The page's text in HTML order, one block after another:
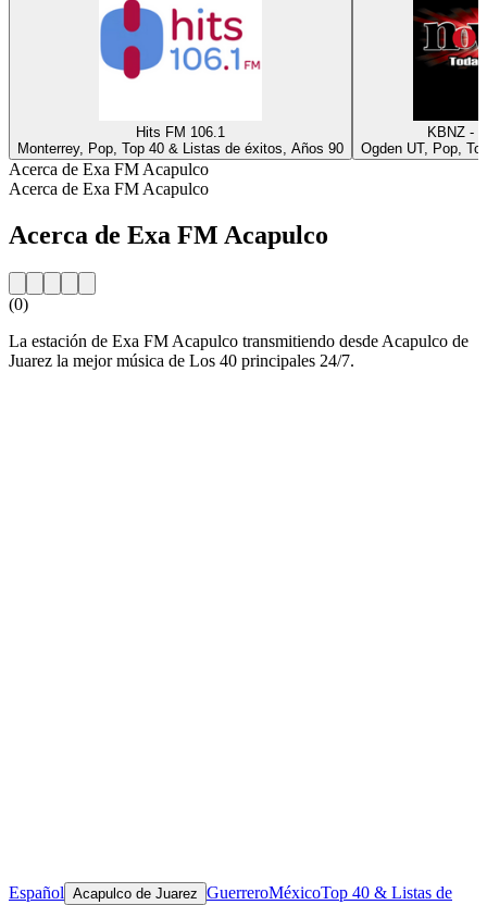
Hits FM 106.1
Monterrey, Pop, Top 40 & Listas de éxitos, Años 90
KBNZ -
Ogden UT, Pop,
Acerca de Exa FM Acapulco
Acerca de Exa FM Acapulco
Acerca de Exa FM Acapulco
(0)
La estación de Exa FM Acapulco transmitiendo desde Acapulco de
Juarez la mejor música de Los 40 principales 24/7.
Español Acapulco de Juarez GuerreroMéxicoTop 40 & Listas de